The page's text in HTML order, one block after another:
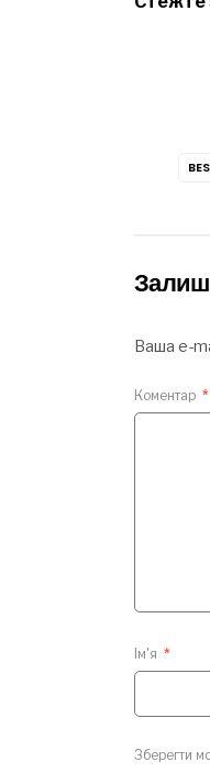
Ваша e-
Коментар *
Ім'я *
Зберегти